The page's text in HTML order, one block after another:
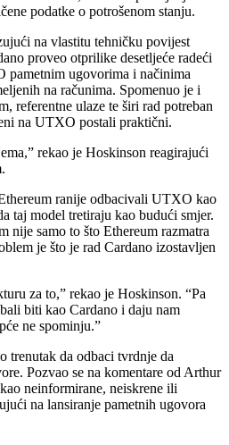
podatke o potrošenom stanju.
na vlastitu tehničku povijest
proveo otprilike desetljeće radeći
ugovorima i načinima
na računima. Spomenuo je i
referentne ulaze te širi rad potreban
na UTXO postali praktični.
rekao je Hoskinson reagirajući
ranije odbacivali UTXO kao
taj model tretiraju kao budući smjer.
nije samo to što Ethereum razmatra
je što je rad Cardano izostavljen
za to,” rekao je Hoskinson. “Pa
biti kao Cardano i daju nam
ne spominju.”
trenutak da odbaci tvrdnje da
Pozvao se na komentare od Arthur
neinformirane, neiskrene ili
na lansiranje pametnih ugovora